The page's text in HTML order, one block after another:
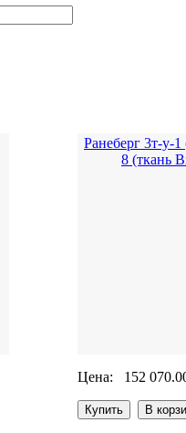
Ранеберг 3т-у-
8 (ткань
Цена: 152